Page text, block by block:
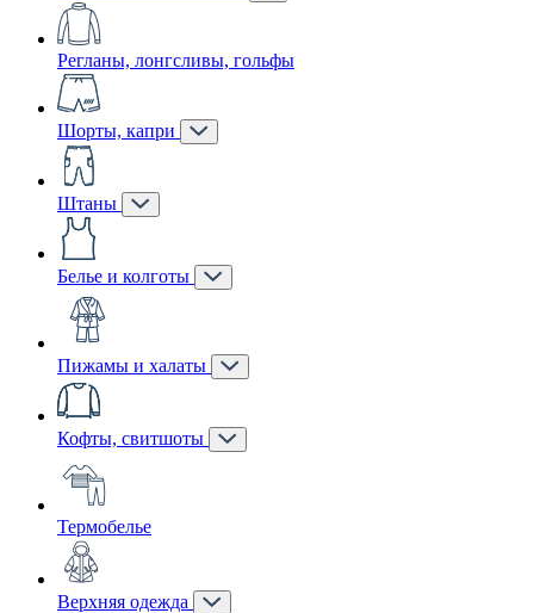
Регланы, лонгсливы, гольфы
Шорты, капри
Штаны
Белье и колготы
Пижамы и халаты
Кофты, свитшоты
Термобелье
Верхняя одежда